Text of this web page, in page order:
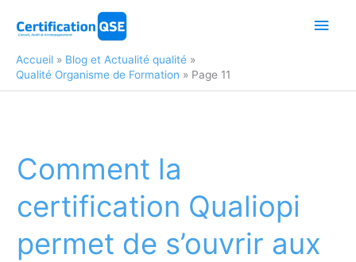
Accueil
Blog et Actualité qualité
Qualité Organisme de Formation
Page 11
Comment la
certification Qualiopi
permet de s’ouvrir aux